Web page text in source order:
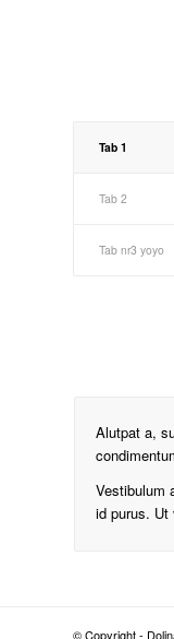
Tab 1
Tab 2
Tab nr3 yoyo
Alutpat a,
Vestibulum
id purus. Ut
© Copyright -